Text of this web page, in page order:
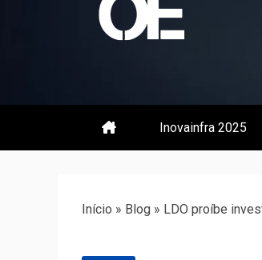
Inovainfra 2025
Início » Blog » LDO proíbe